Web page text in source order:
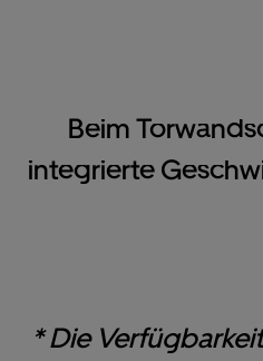
Beim
integrierte
* Die